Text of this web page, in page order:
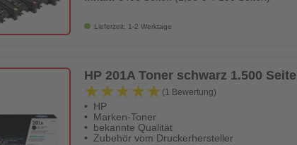
Lieferzeit: 1-2 Werktage
HP 201A Toner schwarz 1.500
★★★★★
★★★★★ (1 Bewertung)
HP
Marken-Toner
bekannte Qualität
Zubehör vom Druckerhersteller